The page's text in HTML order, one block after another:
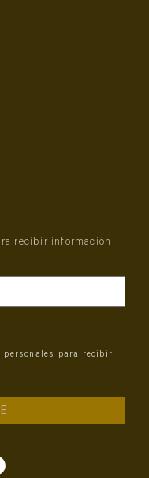
recibir información
personales para recibir